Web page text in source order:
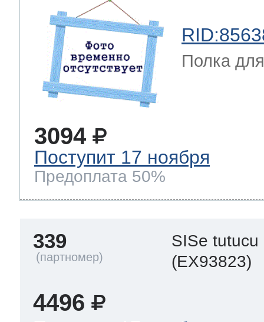
Полка
3094
Поступит 17 ноября
Предоплата 50%
339
SISe tutucu
(EX93823)
4496